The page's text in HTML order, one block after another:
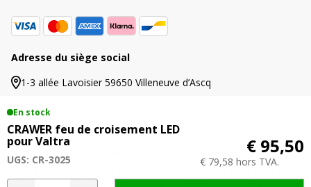
En stock
CRAWER feu de croisement LED
pour Valtra
UGS: CR-3025
€ 95,50
€ 79,58 hors TVA.
Adresse du siège social
1-3 allée Lavoisier 59650 Villeneuve d’Ascq
© 2026 Agriproled.fr
Tous les prix comprennent la TVA. | Les prix barrés